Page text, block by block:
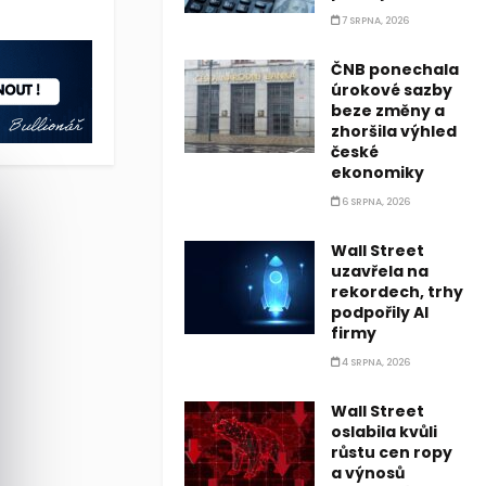
7 SRPNA, 2026
ČNB ponechala
úrokové sazby
beze změny a
zhoršila výhled
české
ekonomiky
6 SRPNA, 2026
Wall Street
uzavřela na
rekordech, trhy
podpořily AI
firmy
4 SRPNA, 2026
Wall Street
oslabila kvůli
růstu cen ropy
a výnosů